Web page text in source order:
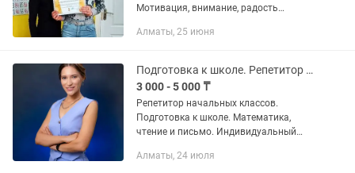
Мотивация, внимание, радость
занятия в группе
Алматы, 25 июня
Подготовка к школе. Репетитор начальных классов.
3 000 - 5 000 ₸
Репетитор начальных классов.
Подготовка к школе. Математика,
чтение и письмо. Индивидуальный
Алматы, 24 июля